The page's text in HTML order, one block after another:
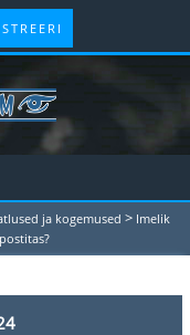
ja kogemused > Imelik